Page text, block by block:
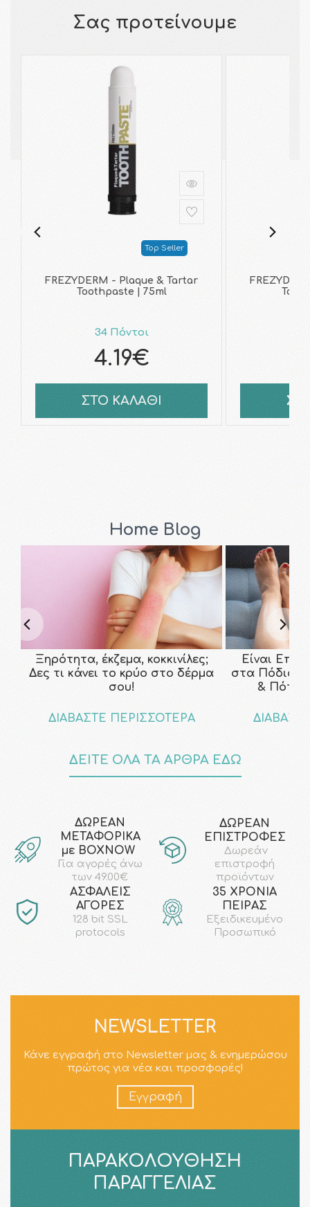
Σας προτείνουμε
Top Seller
FREZYDERM - Plaque & Tartar
Toothpaste | 75ml
34 Πόντοι
4.19€
ΣΤΟ ΚΑΛΑΘΙ
Home Blog
Ξηρότητα, έκζεμα, κοκκινίλες;
Δες τι κάνει το κρύο στο δέρμα
σου!
ΔΙΑΒΑΣΤΕ ΠΕΡΙΣΣΟΤΕΡΑ
Είναι
στα Πόδια;
& Πότε
ΔΕΙΤΕ ΟΛΑ ΤΑ ΑΡΘΡΑ ΕΔΩ
ΔΩΡΕΑΝ
ΜΕΤΑΦΟΡΙΚΑ
με ΒΟΧΝΟW
Για αγορές άνω
των 49.00€
ΔΩΡΕΑΝ
ΕΠΙΣΤΡΟΦΕΣ
Δωρεάν
επιστροφή
προϊόντων
AΣΦΑΛΕΙΣ
ΑΓΟΡΕΣ
128 bit SSL
protocols
35 ΧΡΟΝΙΑ
ΠΕΙΡΑΣ
Εξειδικευμένο
Προσωπικό
NEWSLETTER
Κάνε εγγραφή στο Newsletter μας & ενημερώσου
πρώτος για νέα και προσφορές!
Εγγραφή
ΠΑΡΑΚΟΛΟΎΘΗΣΗ
ΠΑΡΑΓΓΕΛΊΑΣ